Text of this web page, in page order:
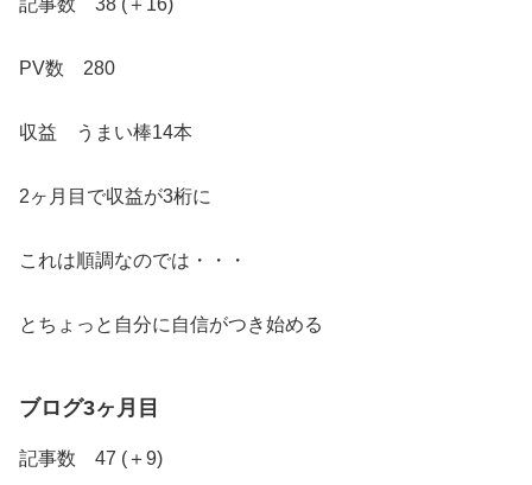
PV数 280
収益 うまい棒14本
2ヶ月目で収益が3桁に
これは順調なのでは・・・
とちょっと自分に自信がつき始める
ブログ3ヶ月目
記事数 47 (＋9)